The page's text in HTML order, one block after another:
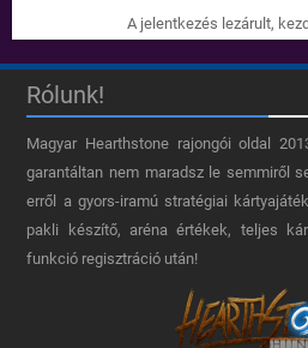
A jelentkezés lezárult,
Rólunk!
Magyar Hearthstone​ rajongói oldal
garantáltan nem maradsz le semmiről
erről a gyors-iramú stratégiai
pakli készítő, aréna értékek, teljes
funkció regisztráció után!